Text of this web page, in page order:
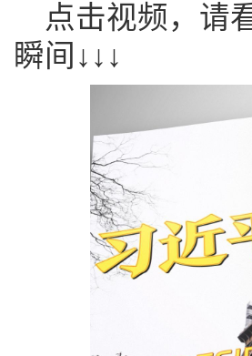
点击视频，请
瞬间↓↓↓